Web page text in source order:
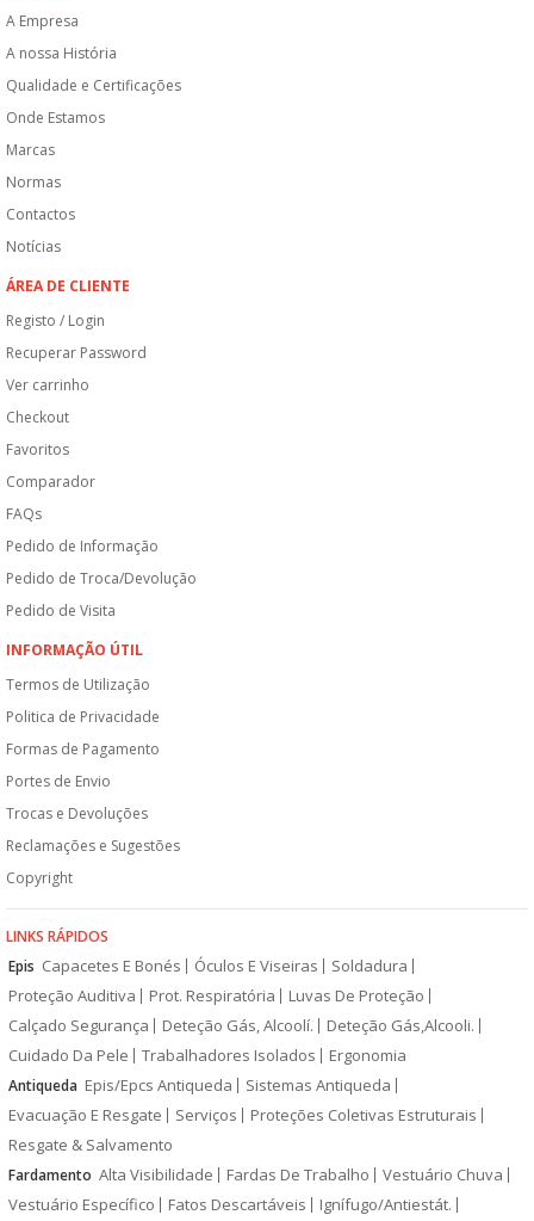
A Empresa
A nossa História
Qualidade e Certificações
Onde Estamos
Marcas
Normas
Contactos
Notícias
ÁREA DE CLIENTE
Registo / Login
Recuperar Password
Ver carrinho
Checkout
Favoritos
Comparador
FAQs
Pedido de Informação
Pedido de Troca/Devolução
Pedido de Visita
INFORMAÇÃO ÚTIL
Termos de Utilização
Politica de Privacidade
Formas de Pagamento
Portes de Envio
Trocas e Devoluções
Reclamações e Sugestões
Copyright
LINKS RÁPIDOS
Epis Capacetes E Bonés Óculos E Viseiras
Soldadura
Proteção Auditiva
Prot. Respiratória
Luvas De Proteção
Calçado Segurança
Deteção Gás, Alcoolí.
Deteção Gás,Alcooli.
Cuidado Da Pele
Trabalhadores Isolados Ergonomia
Antiqueda Epis/Epcs Antiqueda
Sistemas Antiqueda
Evacuação E Resgate
Serviços
Proteções Coletivas Estruturais
Resgate & Salvamento
Fardamento Alta Visibilidade Fardas De Trabalho
Vestuário Chuva
Vestuário Específico
Fatos Descartáveis
Ignífugo/Antiestát.